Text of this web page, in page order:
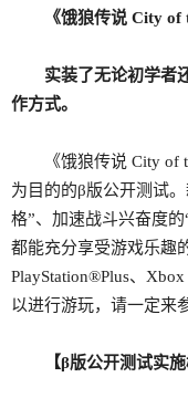
《饿狼传说 City of
实装了无论初学者
作方式。
《饿狼传说 City
为目的的β版公开测试
格”、加速战斗兴奋度
都能充分享受游戏乐趣
PlayStation®Plus、
以进行游玩，请一定来
【β版公开测试实施